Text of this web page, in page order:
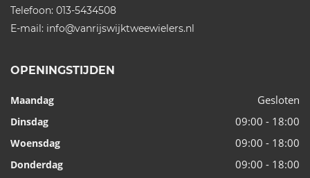
Telefoon: 013-5434508
E-mail: info@vanrijswijktweewielers.nl
OPENINGSTIJDEN
Maandag Gesloten
Dinsdag 09:00 - 18:00
Woensdag 09:00 - 18:00
Donderdag 09:00 - 18:00